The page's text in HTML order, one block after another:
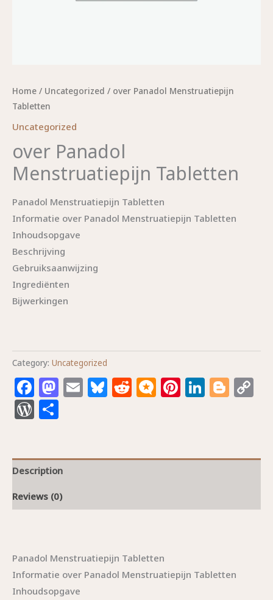
Home / Uncategorized / over Panadol Menstruatiepijn
Tabletten
Uncategorized
over Panadol
Menstruatiepijn Tabletten
Panadol Menstruatiepijn Tabletten
Informatie over Panadol Menstruatiepijn Tabletten
Inhoudsopgave
Beschrijving
Gebruiksaanwijzing
Ingrediënten
Bijwerkingen
Category: Uncategorized
Facebook
Mastodon
EmailBluesky
Reddit
Micro.blog
Pinterest
WordPress
Description
Reviews (0)
Panadol Menstruatiepijn Tabletten
Informatie over Panadol Menstruatiepijn Tabletten
Inhoudsopgave